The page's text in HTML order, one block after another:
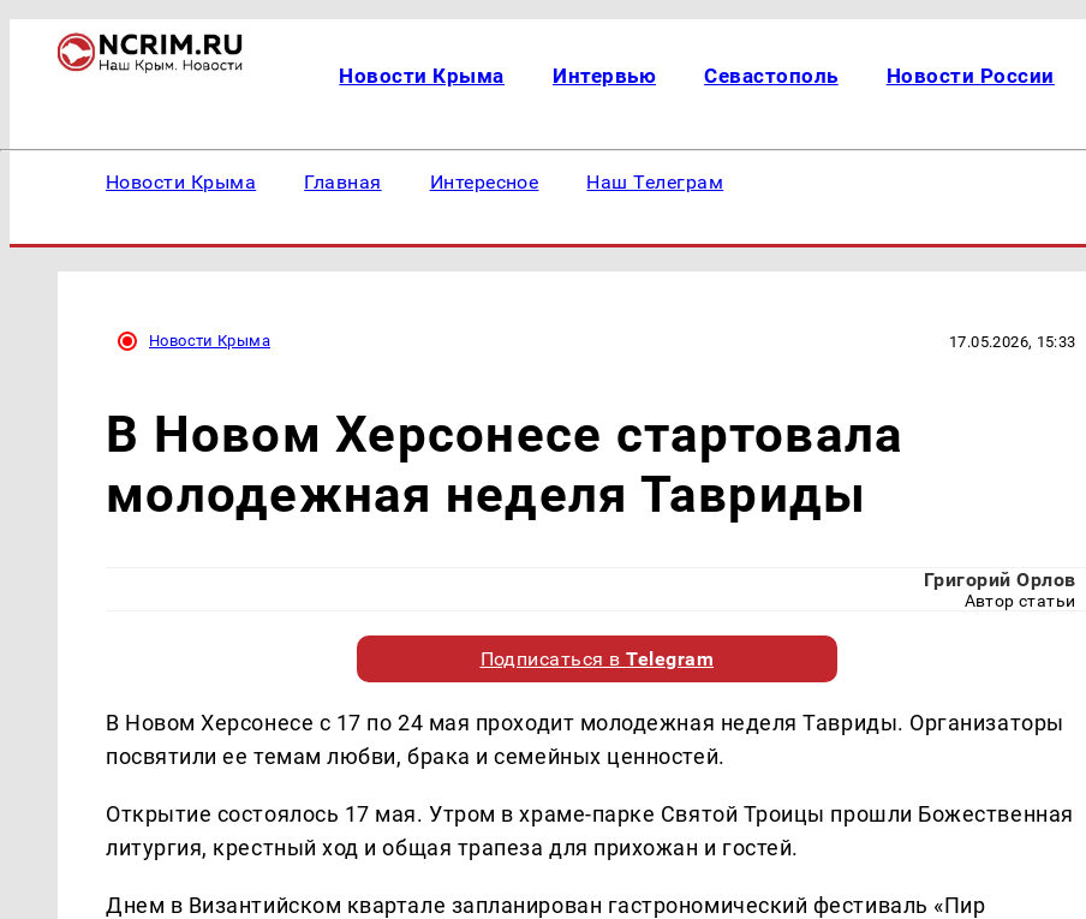
Новости Крыма Интервью Севастополь Новости России
Новости Крыма Главная Интересное Наш Телеграм
Новости Крыма 17.05.2026, 15:33
В Новом Херсонесе стартовала
молодежная неделя Тавриды
Григорий Орлов
Автор статьи
Подписаться вTelegram
В Новом Херсонесе с 17 по 24 мая проходит молодежная неделя Тавриды. Организаторы
посвятили ее темам любви, брака и семейных ценностей.
Открытие состоялось 17 мая. Утром в храме-парке Святой Троицы прошли Божественная
литургия, крестный ход и общая трапеза для прихожан и гостей.
Днем в Византийском квартале запланирован гастрономический фестиваль «Пир